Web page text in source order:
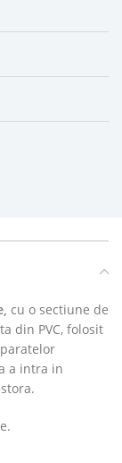
cu o sectiune de
din PVC, folosit
a intra in